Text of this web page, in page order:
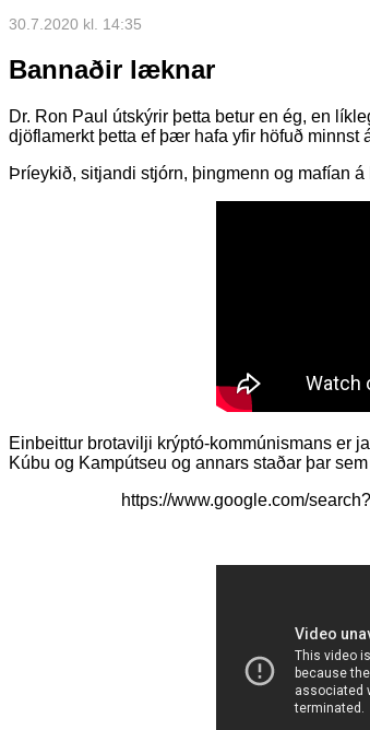
30.7.2020 kl. 14:35
Bannaðir læknar
Dr. Ron Paul útskýrir þetta betur en ég, en
djöflamerkt þetta ef þær hafa yfir höfuð minnst
Þríeykið, sitjandi stjórn, þingmenn og mafían
Einbeittur brotavilji krýptó-kommúnismans er
Kúbu og Kampútseu og annars staðar þar
https://www.google.com/